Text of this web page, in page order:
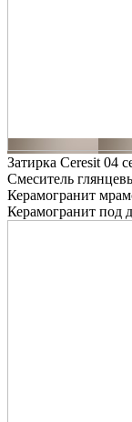
Затирка Ceresit 04
Смеситель
Керамогранит
Керамогранит под